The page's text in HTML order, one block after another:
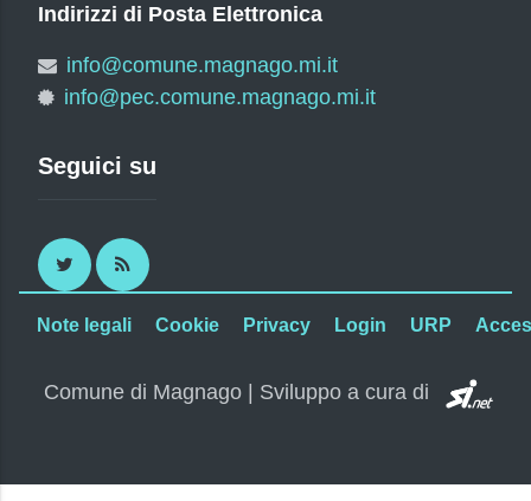
Indirizzi di Posta Elettronica
info@comune.magnago.mi.it
info@pec.comune.magnago.mi.it
Seguici su
Twitter RSS
Note legali Cookie Privacy Login URP
Comune di Magnago | Sviluppo a cura di